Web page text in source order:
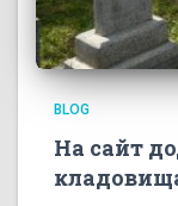
BLOG
На сайт